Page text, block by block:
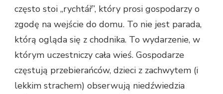
często stoi „rychtář”, który prosi gospodarzy o
zgodę na wejście do domu. To nie jest parada,
którą ogląda się z chodnika. To wydarzenie, w
którym uczestniczy cała wieś. Gospodarze
częstują przebierańców, dzieci z zachwytem (i
lekkim strachem) obserwują niedźwiedzia